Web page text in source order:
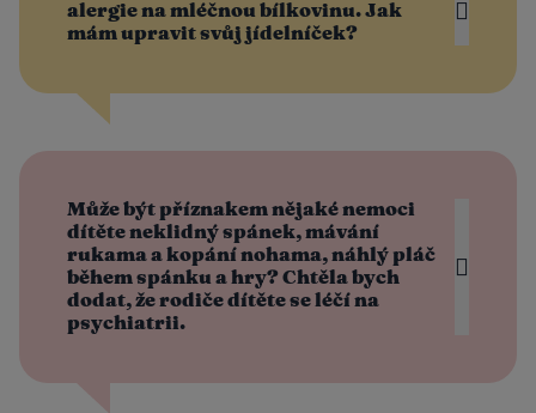
alergie na mléčnou bílkovinu. Jak
mám upravit svůj jídelníček?
Může být příznakem nějaké nemoci
dítěte neklidný spánek, mávání
rukama a kopání nohama, náhlý pláč
během spánku a hry? Chtěla bych
dodat, že rodiče dítěte se léčí na
psychiatrii.